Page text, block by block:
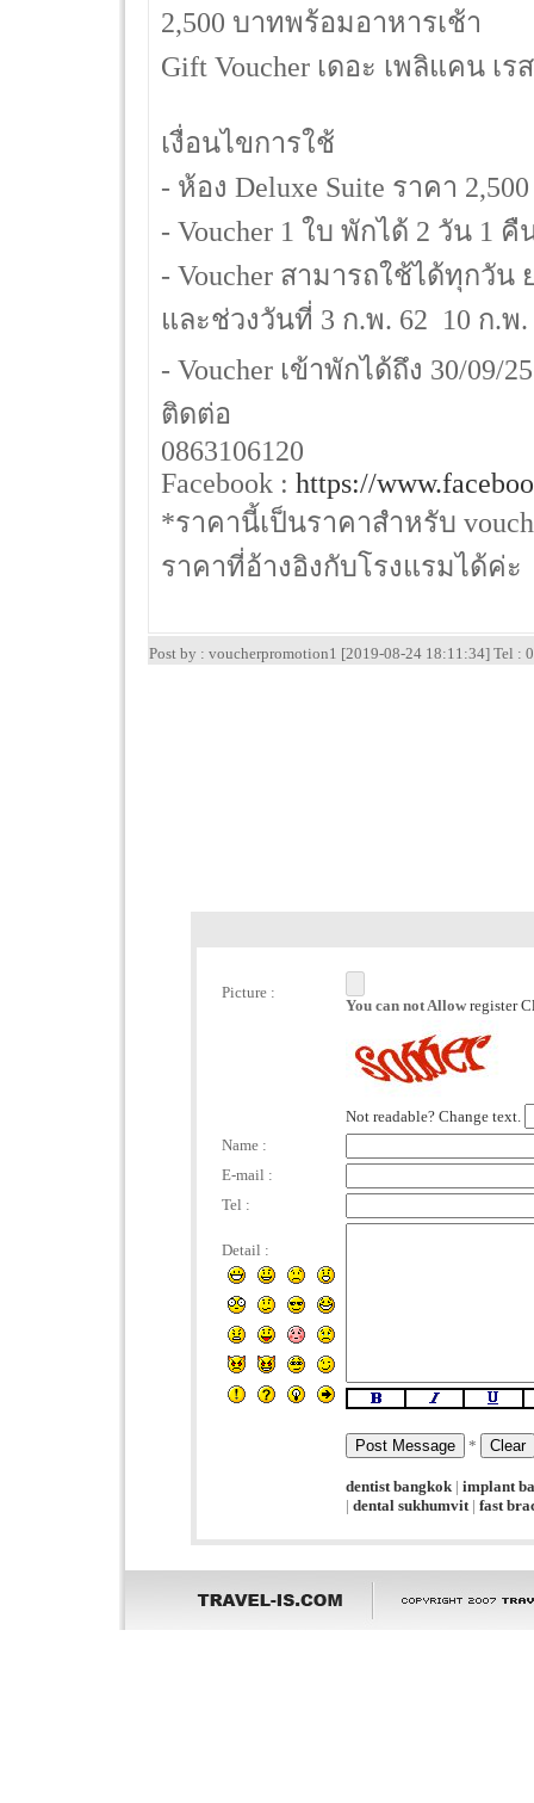
2,500 บาทพร้อมอาหารเช้า
Gift Voucher เดอะ เพลิแคน เ
เงื่อนไขการใช้
- ห้อง Deluxe Suite ราคา
- Voucher 1 ใบ พักได้ 2 วัน 1
- Voucher สามารถใช้ได้ทุกวั
และช่วงวันที่ 3 ก.พ. 62  10 ก.พ.
- Voucher เข้าพักได้ถึง 30/09/
ติดต่อ
0863106120
Facebook : https://
*ราคานี้เป็นราคาสำหรับ
ราคาที่อ้างอิงกับโรงแรมได้ค่ะ
Post by : voucherpromotion1 [2019-08-24 18:11:34] Tel :
Picture :
You can not Allow register
Not readable? Change text.
Name :
E-mail :
Tel :
Detail :
*
dentist bangkok| implant
| dental sukhumvit| fast